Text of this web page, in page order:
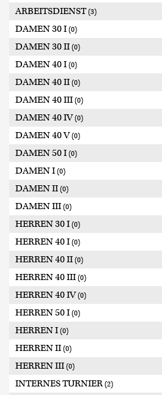
ARBEITSDIENST(3)
DAMEN 30 I (0)
DAMEN 30 II (0)
DAMEN 40 I (0)
DAMEN 40 II (0)
DAMEN 40 III (0)
DAMEN 40 IV(0)
DAMEN 40 V(0)
DAMEN 50 I (0)
DAMEN I (0)
DAMEN II (0)
DAMEN III (0)
HERREN 30 I (0)
HERREN 40 I (0)
HERREN 40 II (0)
HERREN 40 III (0)
HERREN 40 IV(0)
HERREN 50 I (0)
HERREN I (0)
HERREN II (0)
HERREN III (0)
INTERNES TURNIER (2)